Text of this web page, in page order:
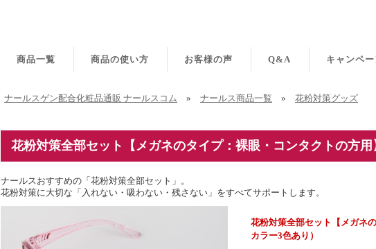
商品一覧 商品の使い方 お客様の声 Q&A キャンペー
ナールスゲン配合化粧品通販 ナールスコム » ナールス商品一覧 » 花粉対策グッズ
花粉対策全部セット【メガネのタイプ：裸眼・コンタクトの方用
ナールスおすすめの「花粉対策全部セット」。
花粉対策に大切な「入れない・吸わない・残さない」をすべてサポートします。
花粉対策全部セット【メガネ
カラー3色あり）